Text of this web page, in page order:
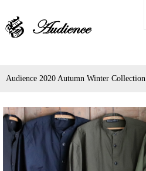
Audience 2020 Autumn Winter Collection